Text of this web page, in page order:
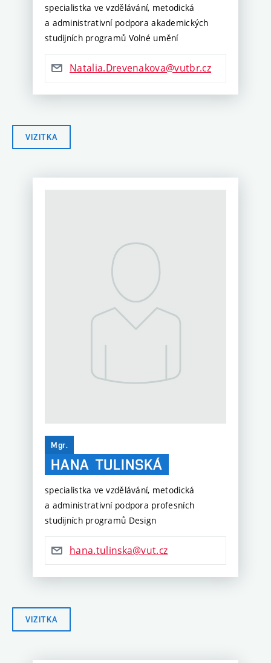
specialistka ve vzdělávání, metodická
a administrativní podpora akademických
studijních programů Volné umění
Natalia.Drevenakova@vutbr.cz
VIZITKA
Mgr.
HANA TULINSKÁ
specialistka ve vzdělávání, metodická
a administrativní podpora profesních
studijních programů Design
hana.tulinska@vut.cz
VIZITKA